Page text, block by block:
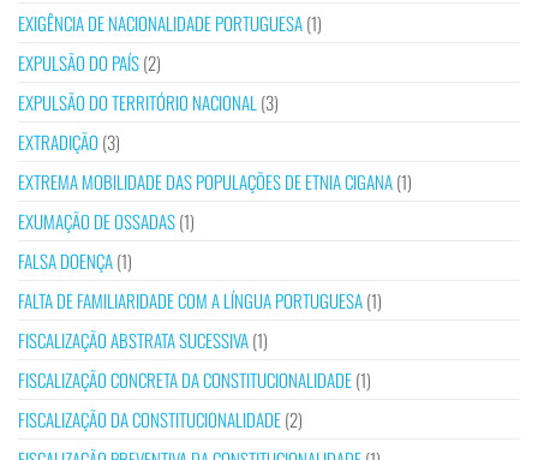
EXIGÊNCIA DE NACIONALIDADE PORTUGUESA(1)
EXPULSÃO DO PAÍS(2)
EXPULSÃO DO TERRITÓRIO NACIONAL(3)
EXTRADIÇÃO (3)
EXTREMA MOBILIDADE DAS POPULAÇÕES DE ETNIA CIGANA(1)
EXUMAÇÃO DE OSSADAS(1)
FALSA DOENÇA(1)
FALTA DE FAMILIARIDADE COM A LÍNGUA PORTUGUESA(1)
FISCALIZAÇÃO ABSTRATA SUCESSIVA(1)
FISCALIZAÇÃO CONCRETA DA CONSTITUCIONALIDADE(1)
FISCALIZAÇÃO DA CONSTITUCIONALIDADE(2)